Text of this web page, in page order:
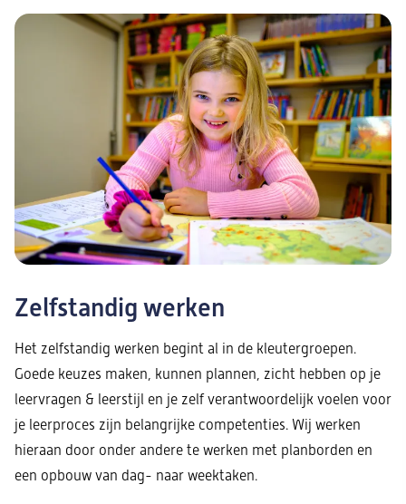
Zelfstandig werken
Het zelfstandig werken begint al in de kleutergroepen.
Goede keuzes maken, kunnen plannen, zicht hebben op je
leervragen & leerstijl en je zelf verantwoordelijk voelen voor
je leerproces zijn belangrijke competenties. Wij werken
hieraan door onder andere te werken met planborden en
een opbouw van dag- naar weektaken.